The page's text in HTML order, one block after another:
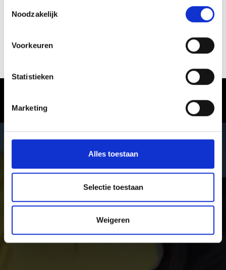
Noodzakelijk
Voorkeuren
Statistieken
Marketing
Alles toestaan
Selectie toestaan
Weigeren
Vinschgau in Zuid-Tirol – waar de
winter een belevenis wordt
In het Vinschgau genieten vakantiegangers van puur
winterplezier. Van eenzame winterwandelingen en
skigebieden voor skiërs, snowboarders en rodelaars,
langlaufers en biatleten.